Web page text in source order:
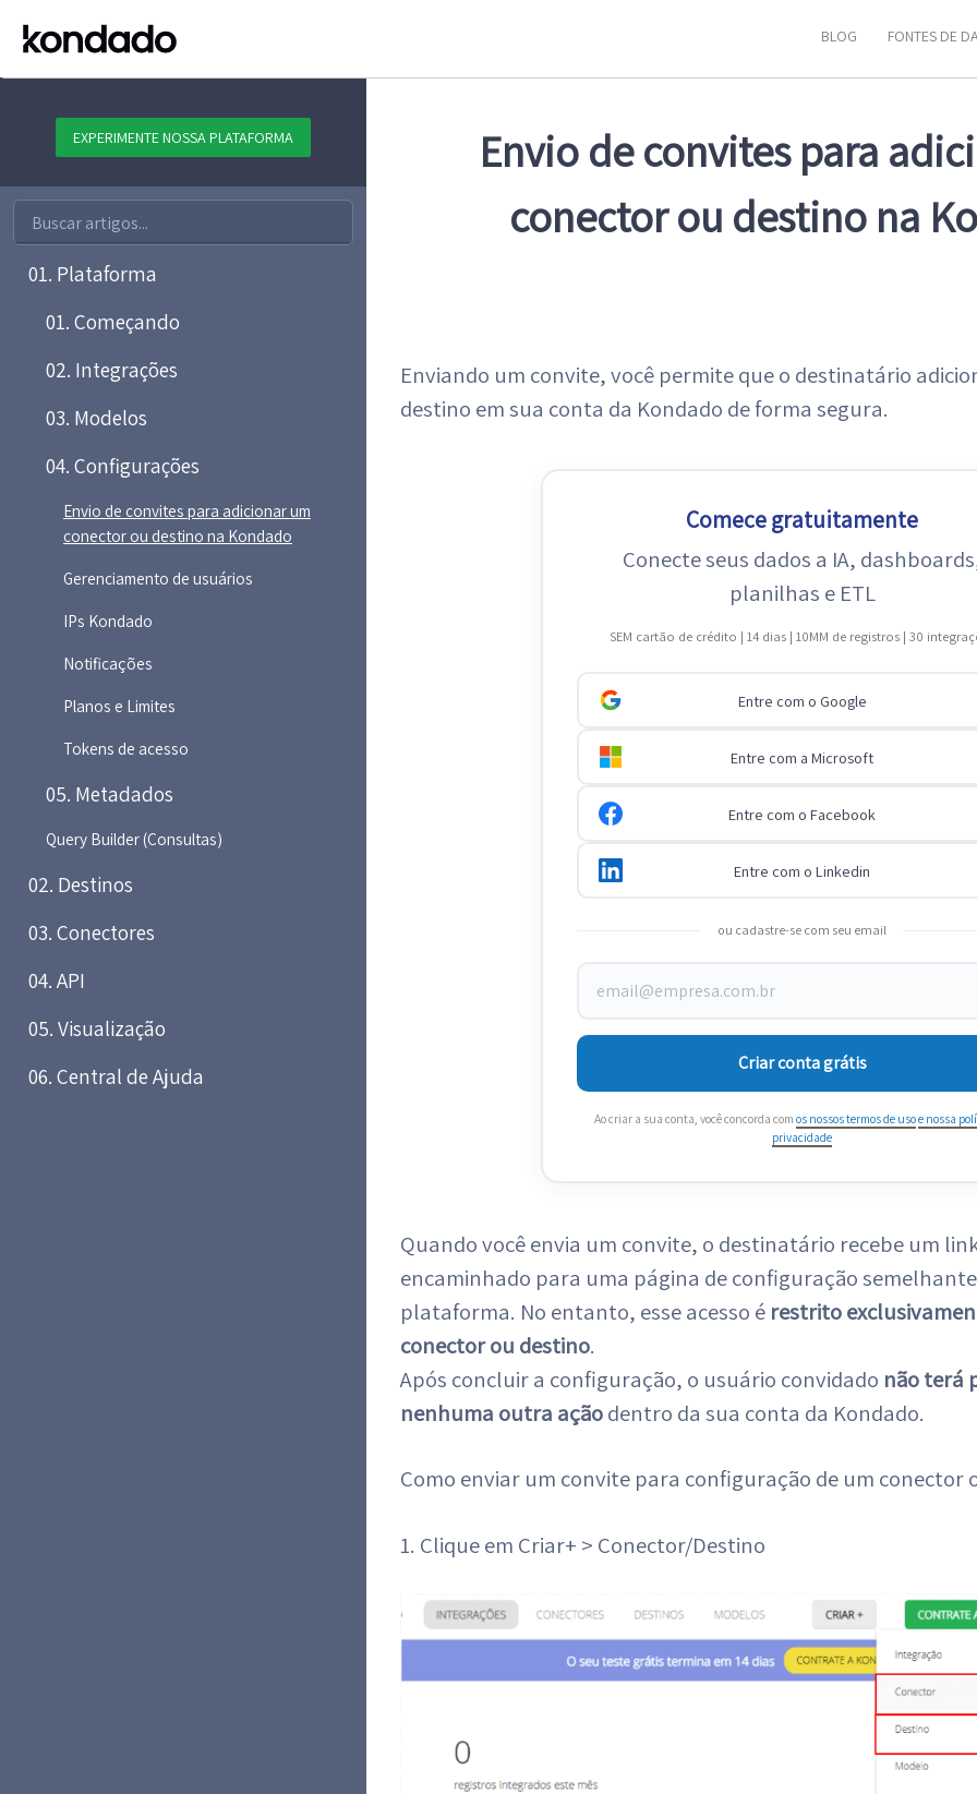
BLOG FONTES DE
EXPERIMENTE NOSSA PLATAFORMA
01. Plataforma
01. Começando
02. Integrações
03. Modelos
04. Configurações
Envio de convites para adicionar um
conector ou destino na Kondado
Gerenciamento de usuários
IPs Kondado
Notificações
Planos e Limites
Tokens de acesso
05. Metadados
Query Builder (Consultas)
02. Destinos
03. Conectores
04. API
05. Visualização
06. Central de Ajuda
Envio de convites para
conector ou destino na
Enviando um convite, você permite que o destinatário
destino em sua conta da Kondado de forma segura.
Comece gratuitamente
Conecte seus dados a IA,
planilhas e ETL
SEM cartão de crédito | 14 dias | 10MM de registros | 30
Entre com o Google
Entre com a Microsoft
Entre com o Facebook
Entre com o Linkedin
ou cadastre-se com seu email
Criar conta grátis
Ao criar a sua conta, você concorda com os nossos termos de usoe nossa
privacidade
Quando você envia um convite, o destinatário recebe um
encaminhado para uma página de configuração
plataforma. No entanto, esse acesso é restrito
conector ou destino.
Após concluir a configuração, o usuário convidado não terá
nenhuma outra açãodentro da sua conta da Kondado.
Como enviar um convite para configuração de um conector
1. Clique em Criar+ > Conector/Destino